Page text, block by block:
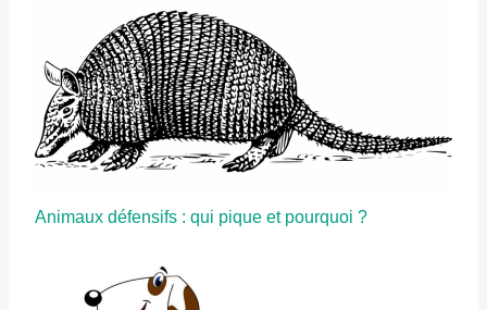
Animaux défensifs : qui pique et pourquoi ?